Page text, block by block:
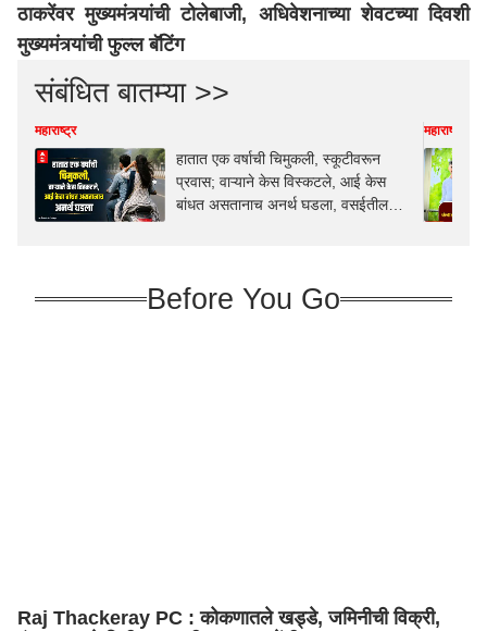
ठाकरेंवर मुख्यमंत्र्यांची टोलेबाजी, अधिवेशनाच्या शेवटच्या दिवशी
मुख्यमंत्र्यांची फुल्ल बॅटिंग
संबंधित बातम्या >>
महाराष्ट्र
हातात एक वर्षाची चिमुकली, स्कूटीवरून
प्रवास; वाऱ्याने केस विस्कटले, आई केस
बांधत असतानाच अनर्थ घडला, वसईतील
महाराष्ट्र
Before You Go
Raj Thackeray PC : कोकणातले खड्डे, जमिनीची विक्री,